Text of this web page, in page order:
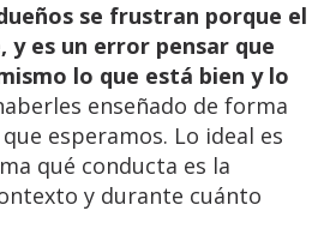
se frustran porque el
y es un error pensar que
lo que está bien y lo
enseñado de forma
esperamos. Lo ideal es
qué conducta es la
y durante cuánto